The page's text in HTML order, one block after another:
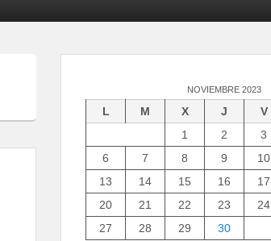
NOVIEMBRE 2023
L M X J V
1
2 3
6
7 8 9 10
13
14 15 16 17
20
21 22 23 24
27
28 29
30